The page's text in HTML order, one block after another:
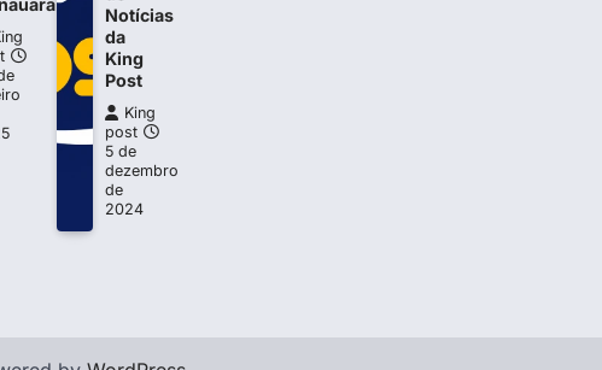
Notícias
da
King
Post
King
post
5 de
dezembro
de
2024